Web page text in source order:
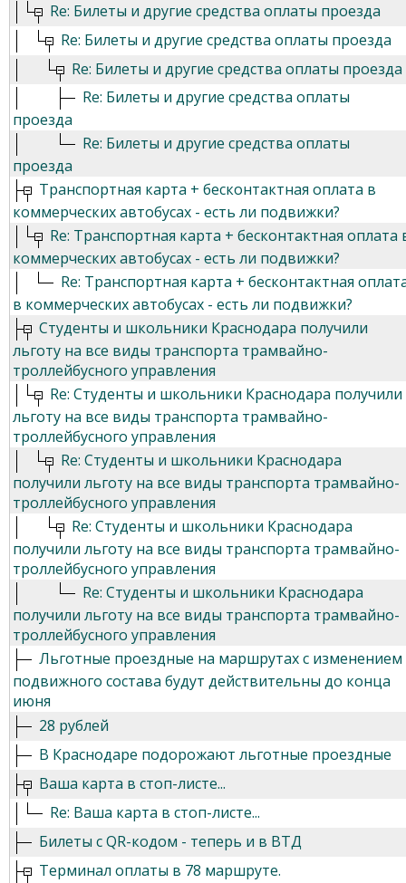
Re: Билеты и другие средства оплаты проезда
Re: Билеты и другие средства оплаты проезда
Re: Билеты и другие средства оплаты проезда
Re: Билеты и другие средства оплаты
проезда
Re: Билеты и другие средства оплаты
проезда
Транспортная карта + бесконтактная оплата в
коммерческих автобусах - есть ли подвижки?
Re: Транспортная карта + бесконтактная оплата
коммерческих автобусах - есть ли подвижки?
Re: Транспортная карта + бесконтактная
в коммерческих автобусах - есть ли подвижки?
Студенты и школьники Краснодара получили
льготу на все виды транспорта трамвайно-
троллейбусного управления
Re: Студенты и школьники Краснодара получили
льготу на все виды транспорта трамвайно-
троллейбусного управления
Re: Студенты и школьники Краснодара
получили льготу на все виды транспорта трамвайно-
троллейбусного управления
Re: Студенты и школьники Краснодара
получили льготу на все виды транспорта трамвайно-
троллейбусного управления
Re: Студенты и школьники Краснодара
получили льготу на все виды транспорта трамвайно-
троллейбусного управления
Льготные проездные на маршрутах с изменением
подвижного состава будут действительны до конца
июня
28 рублей
В Краснодаре подорожают льготные проездные
Ваша карта в стоп-листе...
Re: Ваша карта в стоп-листе...
Билеты с QR-кодом - теперь и в ВТД
Терминал оплаты в 78 маршруте.